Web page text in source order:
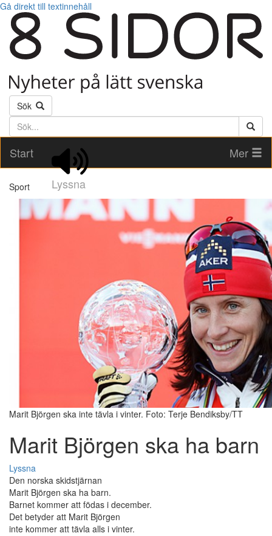
Gå direkt till textinnehåll
Sök
Söktext
Start
Lyssna
Mer
Sport
Marit Björgen ska inte tävla i vinter. Foto: Terje Bendiksby/TT
Marit Björgen ska ha barn
Lyssna
Den norska skidstjärnan
Marit Björgen ska ha barn.
Barnet kommer att födas i december.
Det betyder att Marit Björgen
inte kommer att tävla alls i vinter.